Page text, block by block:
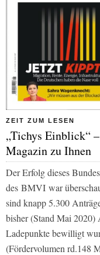
ZEIT ZUM LESEN
„Tichys Einblick“
Magazin zu Ihnen
Der Erfolg dieses
des BMVI war
sind knapp 5.300
bisher (Stand Mai 2020)
Ladepunkte bewilligt
(Fördervolumen rd.148